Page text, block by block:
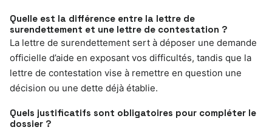
Quelle est la différence entre la lettre de
surendettement et une lettre de contestation ?
La lettre de surendettement sert à déposer une demande
officielle d’aide en exposant vos difficultés, tandis que la
lettre de contestation vise à remettre en question une
décision ou une dette déjà établie.
Quels justificatifs sont obligatoires pour compléter le
dossier ?